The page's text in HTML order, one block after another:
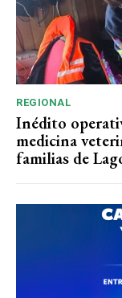
REGIONAL
Inédito
medicina
familias de